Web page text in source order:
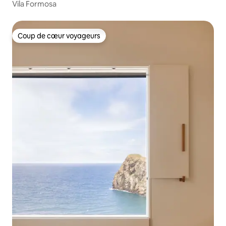
Vila Formosa
Coup de cœur voyageurs
Coup de cœur voyageurs